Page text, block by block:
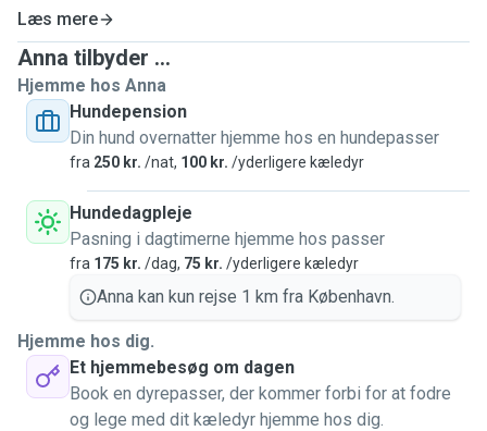
Læs mere
Anna tilbyder ...
Hjemme hos Anna
Hundepension
Din hund overnatter hjemme hos en hundepasser
fra 250 kr. /nat, 100 kr. /yderligere kæledyr
Hundedagpleje
Pasning i dagtimerne hjemme hos passer
fra 175 kr. /dag, 75 kr. /yderligere kæledyr
Anna kan kun rejse 1 km fra København.
Hjemme hos dig.
Et hjemmebesøg om dagen
Book en dyrepasser, der kommer forbi for at fodre
og lege med dit kæledyr hjemme hos dig.